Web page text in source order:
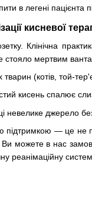
в легені пацієнта
кисневої
Клінічна
стояло мертвим
(котів, той-
кисень спалює
невелике джерело
— це не
можете в нас
реанімаційну